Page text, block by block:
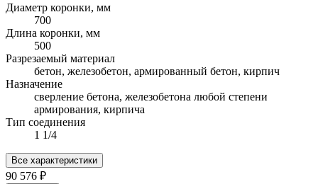
Диаметр коронки, мм
700
Длина коронки, мм
500
Разрезаемый материал
бетон, железобетон, армированный бетон, кирпич
Назначение
сверление бетона, железобетона любой степени
армирования, кирпича
Тип соединения
1 1/4
Все характеристики
90 576 ₽